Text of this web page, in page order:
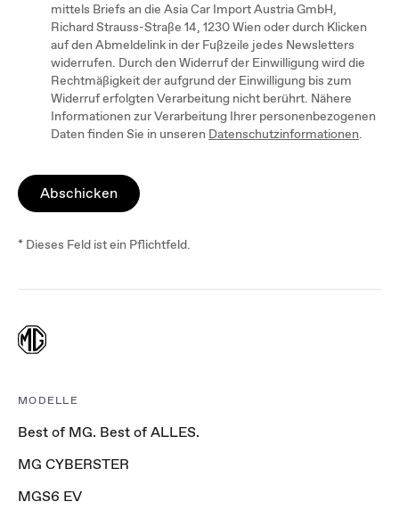
mittels Briefs an die Asia Car Import Austria GmbH,
Richard Strauss-Straße 14, 1230 Wien oder durch Klicken
auf den Abmeldelink in der Fußzeile jedes Newsletters
widerrufen. Durch den Widerruf der Einwilligung wird die
Rechtmäßigkeit der aufgrund der Einwilligung bis zum
Widerruf erfolgten Verarbeitung nicht berührt. Nähere
Informationen zur Verarbeitung Ihrer personenbezogenen
Daten finden Sie in unseren Datenschutzinformationen.
Abschicken
* Dieses Feld ist ein Pflichtfeld.
MODELLE
Best of MG. Best of ALLES.
MG CYBERSTER
MGS6 EV